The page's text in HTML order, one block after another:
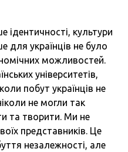
ідентичності, культури
для українців не було
можливостей.
університетів,
побут українців не
не могли так
та творити. Ми не
представників. Це
незалежності, але